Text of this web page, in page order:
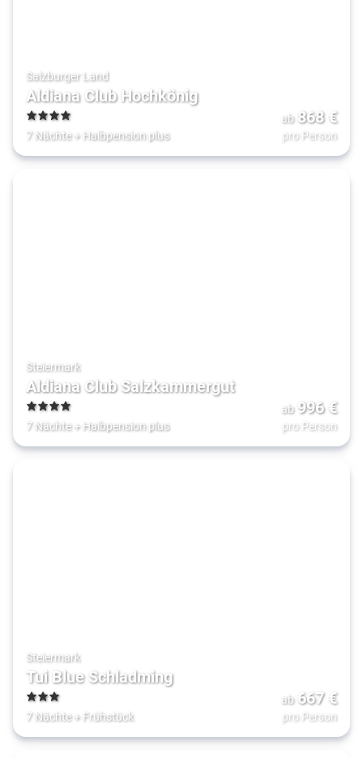
Salzburger Land
Aldiana Club Hochkönig
4
7 Nächte+ Halbpension plus
ab 868€
pro Person
Steiermark
Aldiana Club Salzkammergut
4
7 Nächte+ Halbpension plus
ab 996€
pro Person
Steiermark
Tui Blue Schladming
3
7 Nächte+ Frühstück
ab 667€
pro Person